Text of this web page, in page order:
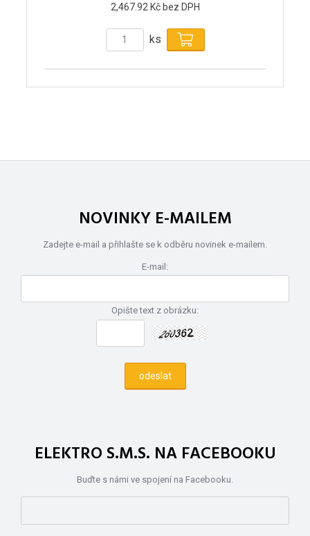
2,467.92 Kč bez DPH
ks
NOVINKY E-MAILEM
Zadejte e-mail a přihlašte se k odběru novinek e-mailem.
E-mail:
Opište text z obrázku:
ELEKTRO S.M.S. NA FACEBOOKU
Buďte s námi ve spojení na Facebooku.